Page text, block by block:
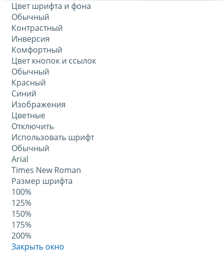
Цвет шрифта и фона
Обычный
Контрастный
Инверсия
Комфортный
Цвет кнопок и ссылок
Обычный
Красный
Синий
Изображения
Цветные
Отключить
Использовать шрифт
Обычный
Arial
Times New Roman
Размер шрифта
100%
125%
150%
175%
200%
Закрыть окно